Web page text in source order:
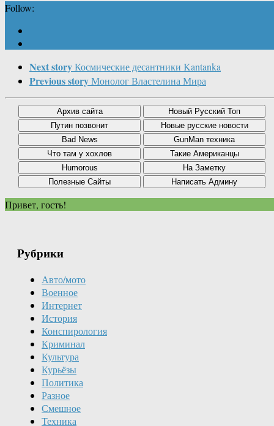
Follow:
Next storyКосмические десантники Kantanka
Previous storyМонолог Властелина Мира
Привет, гость!
Рубрики
Авто/мото
Военное
Интернет
История
Конспирология
Криминал
Культура
Курьёзы
Политика
Разное
Смешное
Техника